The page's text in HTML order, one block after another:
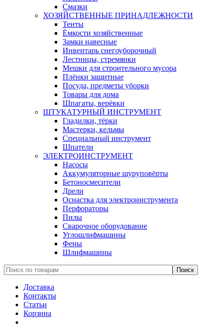
Смазки
ХОЗЯЙСТВЕННЫЕ ПРИНАДЛЕЖНОСТИ
Тенты
Ёмкости хозяйственные
Замки навесные
Инвентарь снегоуборочный
Лестницы, стремянки
Мешки для строительного мусора
Плёнки защитные
Посуда, предметы уборки
Товары для дома
Шпагаты, верёвки
ШТУКАТУРНЫЙ ИНСТРУМЕНТ
Гладилки, тёрки
Мастерки, кельмы
Специальный инструмент
Шпатели
ЭЛЕКТРОИНСТРУМЕНТ
Насосы
Аккумуляторные шуруповёрты
Бетоносмесители
Дрели
Оснастка для электроинструмента
Перфораторы
Пилы
Сварочное оборудование
Углошлифмашины
Фены
Шлифмашины
Доставка
Контакты
Статьи
Корзина